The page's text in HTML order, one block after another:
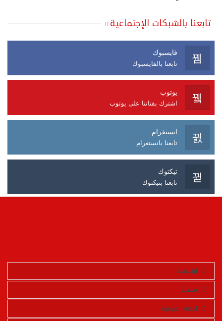
تابعنا بالشبكات الإجتماعية
فايسبوك
تابعنا بالفايسبوك
يوتوب
اشترك بقناتنا على يوتوب
انستغرام
تابعنا بانستغرام
تيكتوك
تابعنا بتيكتوك
الرئيسية
سياسة
الجهة الشرقية